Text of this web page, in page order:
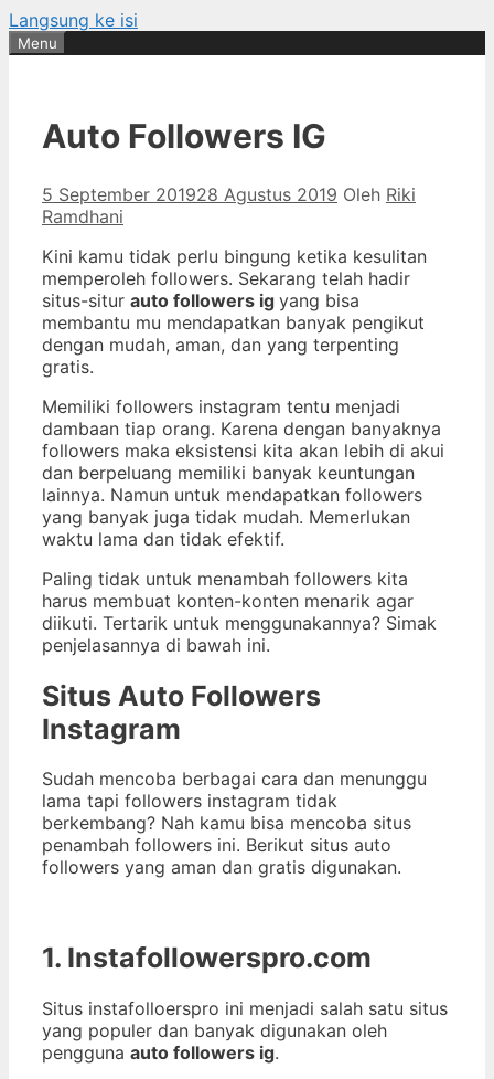
Langsung ke isi
Menu
Auto Followers IG
5 September 201928 Agustus 2019 Oleh Riki
Ramdhani
Kini kamu tidak perlu bingung ketika kesulitan
memperoleh followers. Sekarang telah hadir
situs-situr auto followers ig yang bisa
membantu mu mendapatkan banyak pengikut
dengan mudah, aman, dan yang terpenting
gratis.
Memiliki followers instagram tentu menjadi
dambaan tiap orang. Karena dengan banyaknya
followers maka eksistensi kita akan lebih di akui
dan berpeluang memiliki banyak keuntungan
lainnya. Namun untuk mendapatkan followers
yang banyak juga tidak mudah. Memerlukan
waktu lama dan tidak efektif.
Paling tidak untuk menambah followers kita
harus membuat konten-konten menarik agar
diikuti. Tertarik untuk menggunakannya? Simak
penjelasannya di bawah ini.
Situs Auto Followers
Instagram
Sudah mencoba berbagai cara dan menunggu
lama tapi followers instagram tidak
berkembang? Nah kamu bisa mencoba situs
penambah followers ini. Berikut situs auto
followers yang aman dan gratis digunakan.
1. Instafollowerspro.com
Situs instafolloerspro ini menjadi salah satu situs
yang populer dan banyak digunakan oleh
pengguna auto followers ig.